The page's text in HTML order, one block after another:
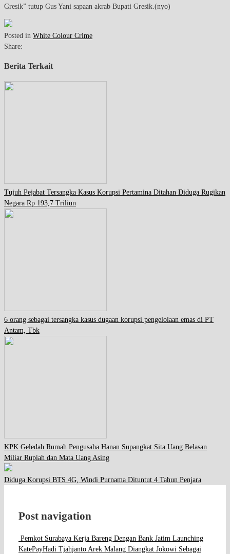
Gresik” tutup Gus Yani sapaan akrab Bupati Gresik.(nyo)
Posted in White Colour Crime
Share:
Berita Terkait
Tujuh Pejabat Tersangka Kasus Korupsi Pertamina Ditahan Diduga Rugikan
Negara Rp 193,7 Triliun
6 orang sebagai tersangka kasus dugaan korupsi pengelolaan emas di PT
Antam, Tbk
KPK Geledah Rumah Pengusaha Hanan Supangkat Sita Uang Belasan
Miliar Rupiah dan Mata Uang Asing
Diduga Korupsi BTS 4G, Windi Purnama Dituntut 4 Tahun Penjara
Post navigation
Pemkot Surabaya Kerja Bareng Dengan Bank Jatim Launching
KatePayHadi Tjahjanto Arek Malang Diangkat Jokowi Sebagai